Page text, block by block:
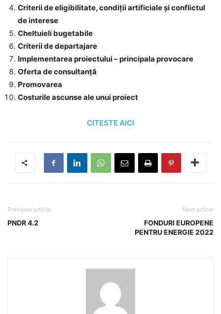
Criterii de eligibilitate, condiții artificiale și conflictul
de interese
Cheltuieli bugetabile
Criterii de departajare
Implementarea proiectului – principala provocare
Oferta de consultanță
Promovarea
Costurile ascunse ale unui proiect
CITESTE AICI
Previous article
PNDR 4.2
Next article
FONDURI EUROPENE
PENTRU ENERGIE 2022